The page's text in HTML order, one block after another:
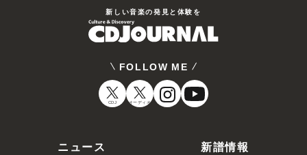
新しい⾳楽の発⾒と体験を
FOLLOW ME
CDJ オーディオ
ニュース
新譜情報